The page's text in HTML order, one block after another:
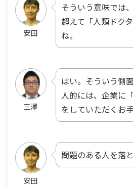
安田
そういう意味では
超えて「人類ドク
ね。
三澤
はい。そういう側
人的には、企業に
をしていただくお
安田
問題のある人を落